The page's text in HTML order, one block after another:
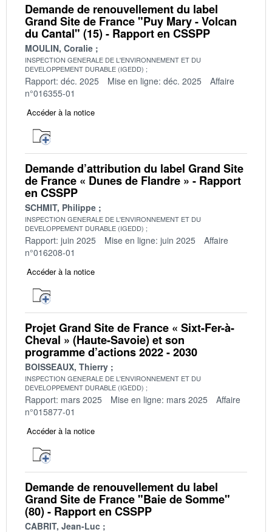
Demande de renouvellement du label
Grand Site de France "Puy Mary - Volcan
du Cantal" (15) - Rapport en CSSPP
MOULIN, Coralie
INSPECTION GENERALE DE L'ENVIRONNEMENT ET DU
DEVELOPPEMENT DURABLE (IGEDD)
Rapport: déc. 2025 Mise en ligne: déc. 2025
Affaire
n°016355-01
Accéder à la notice
Demande d’attribution du label Grand Site
de France « Dunes de Flandre » - Rapport
en CSSPP
SCHMIT, Philippe
INSPECTION GENERALE DE L'ENVIRONNEMENT ET DU
DEVELOPPEMENT DURABLE (IGEDD)
Rapport: juin 2025 Mise en ligne: juin 2025
Affaire
n°016208-01
Accéder à la notice
Projet Grand Site de France « Sixt-Fer-à-
Cheval » (Haute-Savoie) et son
programme d’actions 2022 - 2030
BOISSEAUX, Thierry
INSPECTION GENERALE DE L'ENVIRONNEMENT ET DU
DEVELOPPEMENT DURABLE (IGEDD)
Rapport: mars 2025 Mise en ligne: mars 2025
Affaire
n°015877-01
Accéder à la notice
Demande de renouvellement du label
Grand Site de France "Baie de Somme"
(80) - Rapport en CSSPP
CABRIT, Jean-Luc